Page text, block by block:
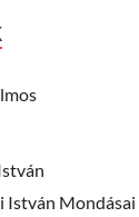
István Mondásai